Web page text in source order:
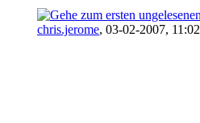
chris.jerome, 03-02-2007, 11:02